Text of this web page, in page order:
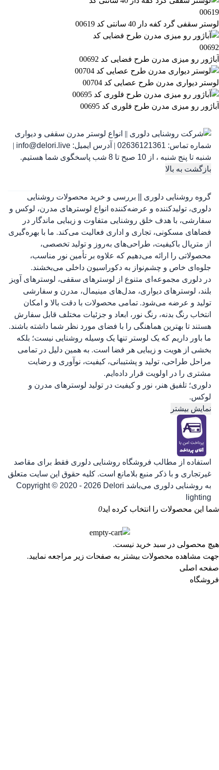
لوستر سقفی گرد کفه دار 40 سانتی کد 00619
آباژور رو میزی مدرن طرح فضایی کد 00692
لوستر دیواری مدرن طرح عصایی کد 00704
آباژور رو میزی مدرن طرح فلوری کد 00695
شماره تماس: 02636121361
| آدرس ایمیل: info@delori.live
|
شنبه تا پنج شنبه ، از 10 صبح تا 8 شب پاسخگوی شما هستیم.
بازگشت به بالا
گروه روشنایی دلوری || بررسی و خرید محصولات روشنایی
دلوری، تولیدکننده و عرضه‌کننده انواع لوسترهای مدرن، لوکس و
سفارشی، با هدف خلق روشنایی متفاوت و زیبایی ماندگار در
فضاهای مسکونی، تجاری و اداری فعالیت می‌کند. ما با بهره‌گیری
از متریال باکیفیت، طراحی‌های به‌روز و تولید تخصصی،
محصولاتی را ارائه می‌دهیم که علاوه بر تأمین نور مناسب،
جلوه‌ای خاص و چشم‌نواز به دکوراسیون داخلی می‌بخشند.
در دلوری مجموعه‌ای متنوع از لوسترهای سقفی، لوسترهای آویز
بلند، لوسترهای دیواری، مدل‌های مینیمال، مدرن و سفارشی
تولید و عرضه می‌شود. تمامی محصولات با دقت بالا و امکان
انتخاب رنگ بدنه، رنگ نور، ابعاد و جزئیات مختلف قابل سفارش
هستند تا بهترین هماهنگی را با فضای مورد نظر شما داشته باشند.
ما باور داریم که یک لوستر تنها یک وسیله روشنایی نیست؛ بلکه
بخشی از هویت و زیبایی هر فضا است. به همین دلیل در تمامی
مراحل طراحی، تولید و پشتیبانی، کیفیت، نوآوری و رضایت
مشتری را در اولویت قرار داده‌ایم.
دلوری؛ تلفیق هنر، نور و کیفیت در تولید لوسترهای مدرن و
لوکس.
نمایش بیشتر
استفاده از مطالب فروشگاه روشنایی دلوری فقط برای مقاصد
غیرتجاری و با ذکر منبع بلامانع است. کلیه حقوق این سایت متعلق
به روشنایی دلوری می‌باشد Copyright © 2020 - 2026 Delori
lighting
شما این محصولات را انتخاب کرده اید0
هیچ محصولی در سبد خرید نیست.
جهت مشاهده محصولات بیشتر به صفحات زیر مراجعه نمایید.
صفحه اصلی
فروشگاه